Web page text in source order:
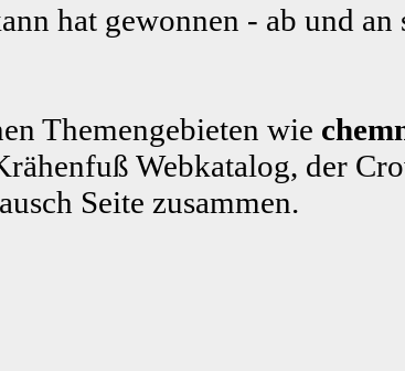
hat gewonnen - ab und
Themengebieten wie
Webkatalog, der
Seite zusammen.